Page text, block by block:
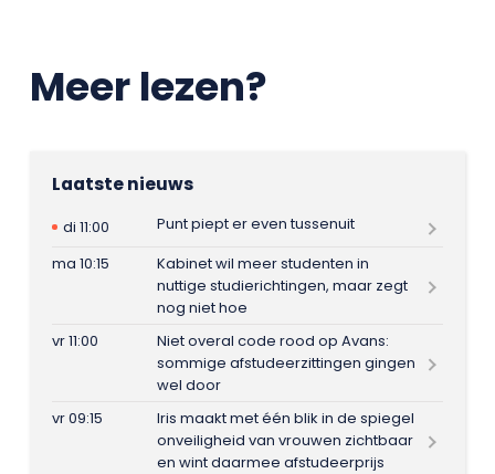
Meer lezen?
Laatste nieuws
di 11:00
Punt piept er even tussenuit
ma 10:15
Kabinet wil meer studenten in
nuttige studierichtingen, maar zegt
nog niet hoe
vr 11:00
Niet overal code rood op Avans:
sommige afstudeerzittingen gingen
wel door
vr 09:15
Iris maakt met één blik in de spiegel
onveiligheid van vrouwen zichtbaar
en wint daarmee afstudeerprijs